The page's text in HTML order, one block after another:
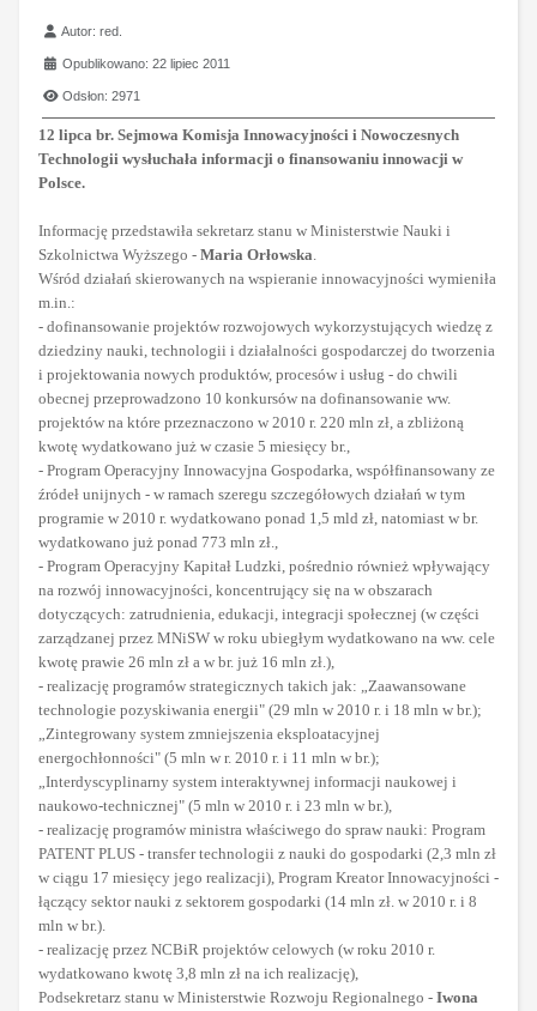
Szczegóły
Autor:red.
Opublikowano: 22 lipiec 2011
Odsłon: 2971
12 lipca br. Sejmowa Komisja Innowacyjności i Nowoczesnych
Technologii wysłuchała informacji o finansowaniu innowacji w
Polsce.
Informację przedstawiła sekretarz stanu w Ministerstwie Nauki i
Szkolnictwa Wyższego - Maria Orłowska.
Wśród działań skierowanych na wspieranie innowacyjności wymieniła
m.in.:
- dofinansowanie projektów rozwojowych wykorzystujących wiedzę z
dziedziny nauki, technologii i działalności gospodarczej do tworzenia
i projektowania nowych produktów, procesów i usług - do chwili
obecnej przeprowadzono 10 konkursów na dofinansowanie ww.
projektów na które przeznaczono w 2010 r. 220 mln zł, a zbliżoną
kwotę wydatkowano już w czasie 5 miesięcy br.,
- Program Operacyjny Innowacyjna Gospodarka, współfinansowany ze
źródeł unijnych - w ramach szeregu szczegółowych działań w tym
programie w 2010 r. wydatkowano ponad 1,5 mld zł, natomiast w br.
wydatkowano już ponad 773 mln zł.,
- Program Operacyjny Kapitał Ludzki, pośrednio również wpływający
na rozwój innowacyjności, koncentrujący się na w obszarach
dotyczących: zatrudnienia, edukacji, integracji społecznej (w części
zarządzanej przez MNiSW w roku ubiegłym wydatkowano na ww. cele
kwotę prawie 26 mln zł a w br. już 16 mln zł.),
- realizację programów strategicznych takich jak: „Zaawansowane
technologie pozyskiwania energii" (29 mln w 2010 r. i 18 mln w br.);
„Zintegrowany system zmniejszenia eksploatacyjnej
energochłonności" (5 mln w r. 2010 r. i 11 mln w br.);
„Interdyscyplinarny system interaktywnej informacji naukowej i
naukowo-technicznej" (5 mln w 2010 r. i 23 mln w br.),
- realizację programów ministra właściwego do spraw nauki: Program
PATENT PLUS - transfer technologii z nauki do gospodarki (2,3 mln zł
w ciągu 17 miesięcy jego realizacji), Program Kreator Innowacyjności -
łączący sektor nauki z sektorem gospodarki (14 mln zł. w 2010 r. i 8
mln w br.).
- realizację przez NCBiR projektów celowych (w roku 2010 r.
wydatkowano kwotę 3,8 mln zł na ich realizację),
Podsekretarz stanu w Ministerstwie Rozwoju Regionalnego - Iwona